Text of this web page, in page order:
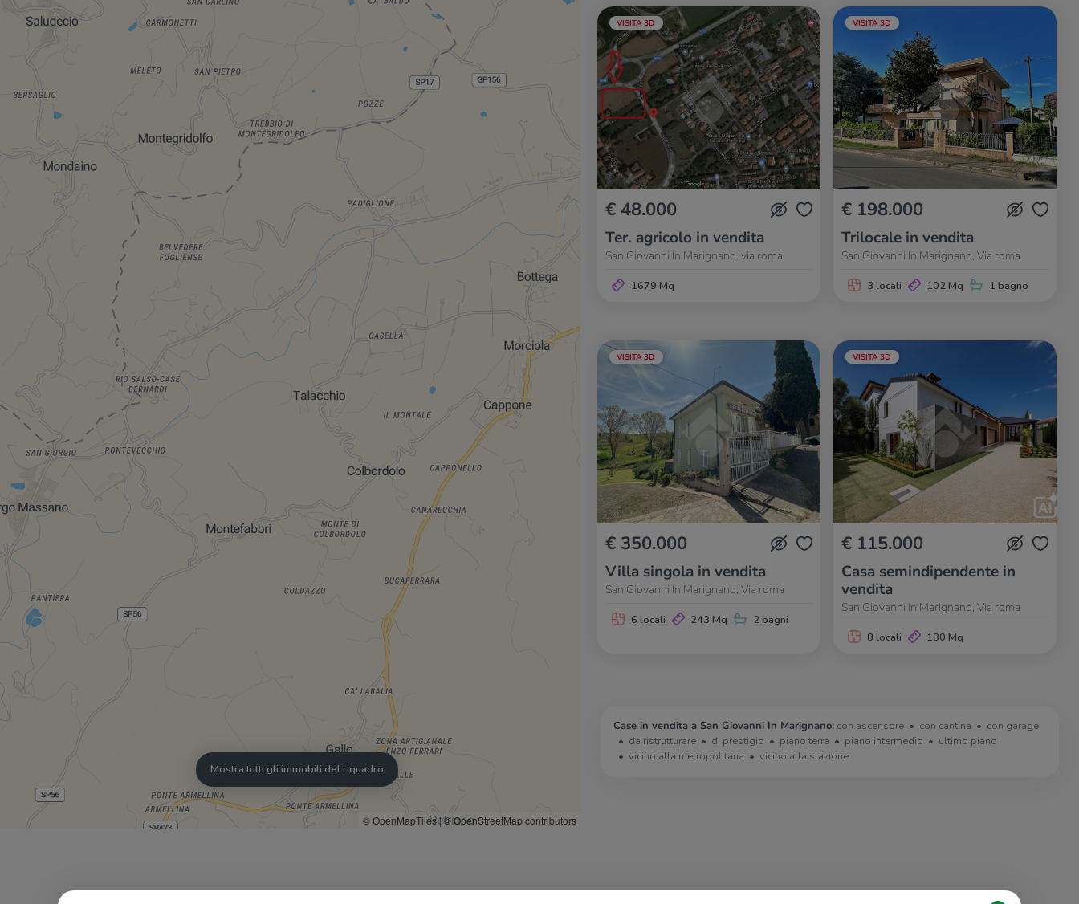
VISITA 3D
€ 48.000
Ter. agricolo in vendita
San Giovanni In Marignano, via roma
1679 Mq
VISITA 3D
€ 198.000
Trilocale in vendita
San Giovanni In Marignano, Via roma
3 locali 102 Mq 1 bagno
VISITA 3D
€ 350.000
Villa singola in vendita
San Giovanni In Marignano, Via roma
6 locali 243 Mq 2 bagni
VISITA 3D
€ 115.000
Casa semindipendente in
vendita
San Giovanni In Marignano, Via roma
8 locali 180 Mq
Case in vendita a San Giovanni In Marignano: con ascensore con cantina
con garage
da ristrutturare
di prestigio piano terra piano intermedio
ultimo piano
vicino alla metropolitana
vicino alla stazione
© OpenMapTiles|© OpenStreetMap contributors
Mostra tutti gli immobili del riquadro